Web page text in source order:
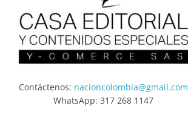
Contáctenos: nacioncolombia@gmail.com
WhatsApp: 317 268 1147